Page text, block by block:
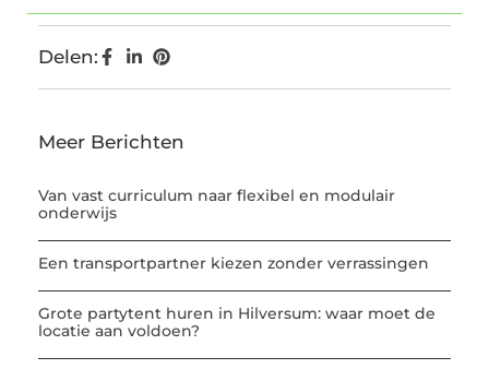
Delen:
Meer Berichten
Van vast curriculum naar flexibel en modulair
onderwijs
Een transportpartner kiezen zonder verrassingen
Grote partytent huren in Hilversum: waar moet de
locatie aan voldoen?